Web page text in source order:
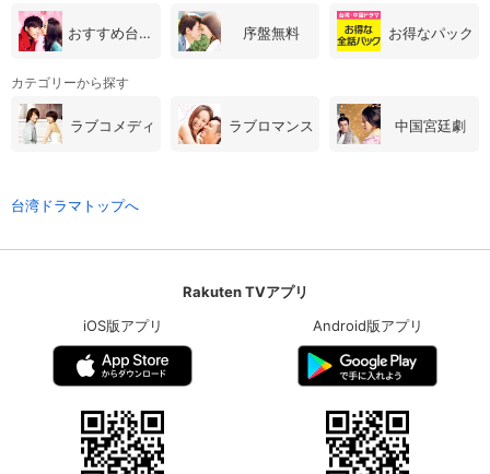
おすすめ台湾・中国ドラマ 序盤無料 お得なパック
カテゴリーから探す
ラブコメディ ラブロマンス 中国宮廷劇
台湾ドラマトップへ
Rakuten TVアプリ
iOS版アプリ
Android版アプリ